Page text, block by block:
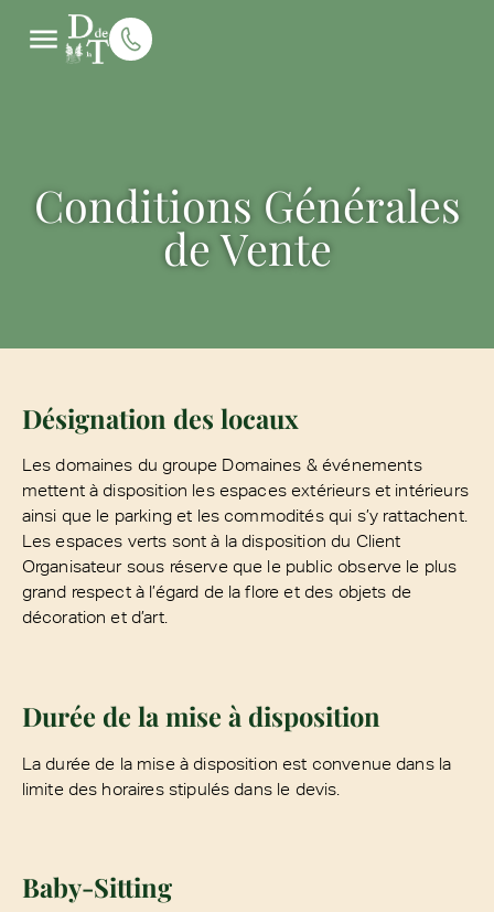
Conditions Générales
de Vente
Désignation des locaux
Les domaines du groupe Domaines & événements
mettent à disposition les espaces extérieurs et intérieurs
ainsi que le parking et les commodités qui s’y rattachent.
Les espaces verts sont à la disposition du Client
Organisateur sous réserve que le public observe le plus
grand respect à l’égard de la flore et des objets de
décoration et d’art.
Durée de la mise à disposition
La durée de la mise à disposition est convenue dans la
limite des horaires stipulés dans le devis.
Baby-Sitting